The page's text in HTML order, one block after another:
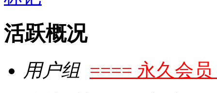
活跃概况
用户组 ==== 永久会员